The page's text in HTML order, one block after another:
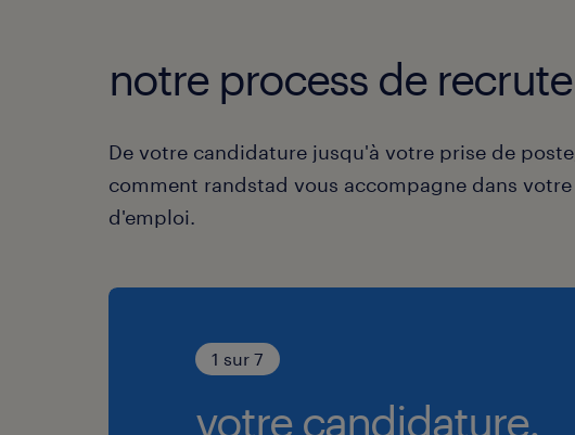
notre process de
De votre candidature jusqu'à votre prise de
comment randstad vous accompagne dans
d'emploi.
1 sur 7
votre candidature.